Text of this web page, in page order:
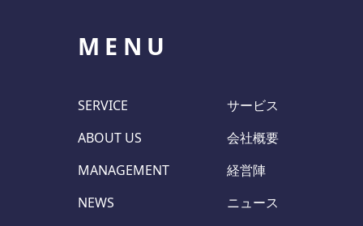
MENU
SERVICE
サービス
ABOUT US
会社概要
MANAGEMENT
経営陣
NEWS
ニュース